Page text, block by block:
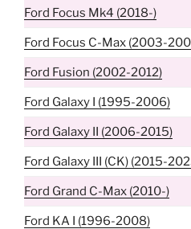
Ford Focus Mk4 (2018-)
Ford Focus C-Max (2003-
Ford Fusion (2002-2012)
Ford Galaxy I (1995-2006)
Ford Galaxy II (2006-2015)
Ford Galaxy III (CK) (2015-
Ford Grand C-Max (2010-)
Ford KA I (1996-2008)